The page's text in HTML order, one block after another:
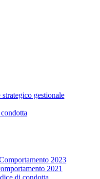
gestionale
2023
2021
di condotta